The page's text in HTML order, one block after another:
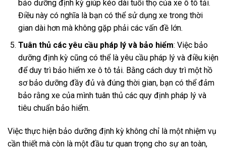
bảo dưỡng định kỳ giúp kéo dài tuổi thọ của xe ô tô tải.
Điều này có nghĩa là bạn có thể sử dụng xe trong thời
gian dài hơn mà không gặp phải các vấn đề lớn.
Tuân thủ các yêu cầu pháp lý và bảo hiểm: Việc bảo
dưỡng định kỳ cũng có thể là yêu cầu pháp lý và điều kiện
để duy trì bảo hiểm xe ô tô tải. Bằng cách duy trì một hồ
sơ bảo dưỡng đầy đủ và đúng thời gian, bạn có thể đảm
bảo rằng xe của mình tuân thủ các quy định pháp lý và
tiêu chuẩn bảo hiểm.
Việc thực hiện bảo dưỡng định kỳ không chỉ là một nhiệm vụ
cần thiết mà còn là một đầu tư quan trọng cho sự an toàn,